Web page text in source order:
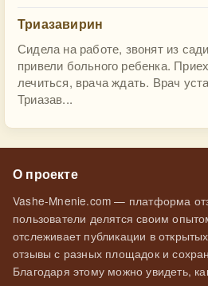
Триазавирин
Сидела на работе, звонят из
привели больного ребенка.
лечиться, врача ждать. Врач
Триазав...
О проекте
Vashe-Mnenie.com — платформа
пользователи делятся своим
отслеживает публикации в
отзывы с разных площадок и
Благодаря этому можно увидеть,